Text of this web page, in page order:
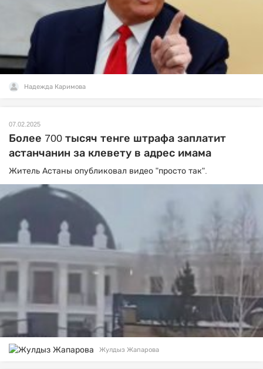
Надежда Каримова
07.02.2025
Более 700 тысяч тенге штрафа заплатит
астанчанин за клевету в адрес имама
Житель Астаны опубликовал видео "просто так".
Жулдыз Жапарова